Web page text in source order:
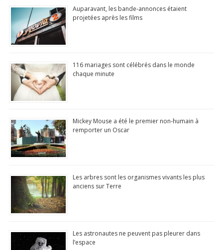
Auparavant, les bande-annonces étaient
projetées après les films
116 mariages sont célébrés dans le monde
chaque minute
Mickey Mouse a été le premier non-humain à
remporter un Oscar
Les arbres sont les organismes vivants les plus
anciens sur Terre
Les astronautes ne peuvent pas pleurer dans
l’espace
t
N°1 app store
Commentaire, Like, Partage...
Télécharger(Google Play Store)